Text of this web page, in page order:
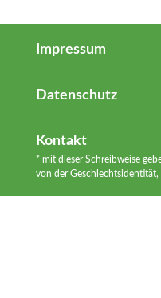
Impressum
Datenschutz
Kontakt
* mit dieser Schreibweise
von der